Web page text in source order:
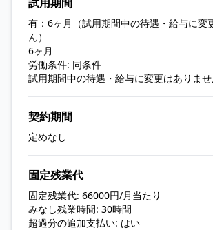
有：6ヶ月（試用期間中の待遇・給与に変
ん）
6ヶ月
労働条件: 同条件
試用期間中の待遇・給与に変更はありませ
契約期間
定めなし
固定残業代
固定残業代: 66000円/月当たり
みなし残業時間: 30時間
超過分の追加支払い: はい